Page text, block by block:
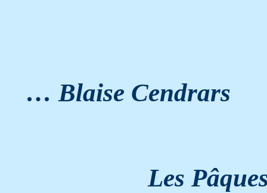
… Blaise Cendrars
Les